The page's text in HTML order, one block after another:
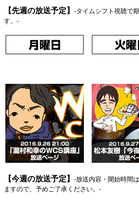
【先週の放送予定】 -タイムシフト視聴で
す。-
【今週の放送予定】 -放送内容・開始時間
ますので、予めご了承ください。-